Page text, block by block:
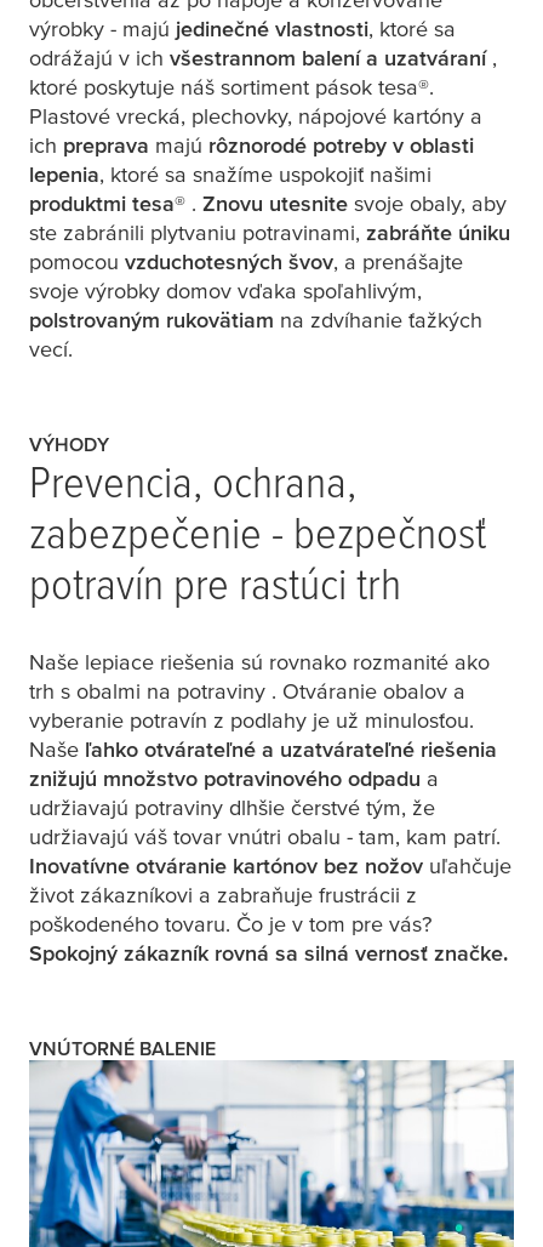
výrobky - majú jedinečné vlastnosti, ktoré sa
odrážajú v ich všestrannom balení a uzatváraní ,
ktoré poskytuje náš sortiment pások tesa®.
Plastové vrecká, plechovky, nápojové kartóny a
ich preprava majú rôznorodé potreby v oblasti
lepenia, ktoré sa snažíme uspokojiť našimi
produktmi tesa® . Znovu utesnite svoje obaly, aby
ste zabránili plytvaniu potravinami, zabráňte úniku
pomocou vzduchotesných švov, a prenášajte
svoje výrobky domov vďaka spoľahlivým,
polstrovaným rukovätiam na zdvíhanie ťažkých
vecí.
VÝHODY
Prevencia, ochrana,
zabezpečenie - bezpečnosť
potravín pre rastúci trh
Naše lepiace riešenia sú rovnako rozmanité ako
trh s obalmi na potraviny . Otváranie obalov a
vyberanie potravín z podlahy je už minulosťou.
Naše ľahko otvárateľné a uzatvárateľné riešenia
znižujú množstvo potravinového odpadu a
udržiavajú potraviny dlhšie čerstvé tým, že
udržiavajú váš tovar vnútri obalu - tam, kam patrí.
Inovatívne otváranie kartónov bez nožov uľahčuje
život zákazníkovi a zabraňuje frustrácii z
poškodeného tovaru. Čo je v tom pre vás?
Spokojný zákazník rovná sa silná vernosť značke.
VNÚTORNÉ BALENIE